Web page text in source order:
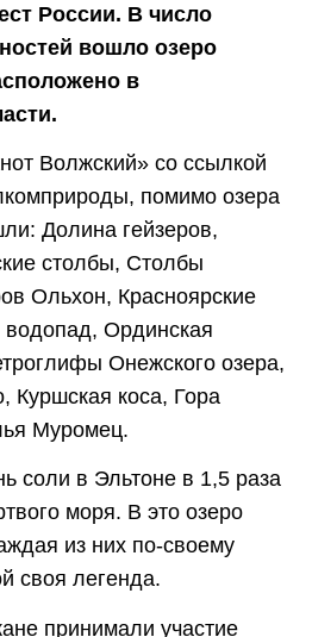
России. В число
вошло озеро
в
Волжский» со ссылкой
помимо озера
Долина гейзеров,
столбы, Столбы
Ольхон, Красноярские
Ординская
Онежского озера,
Куршская коса, Гора
Муромец.
соли в Эльтоне в 1,5 раза
моря. В это озеро
из них по-своему
своя легенда.
принимали участие